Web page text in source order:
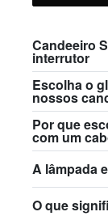
Candeeiro
interrutor
Escolha o
nossos
Por que
com um
A lâmpada
O que